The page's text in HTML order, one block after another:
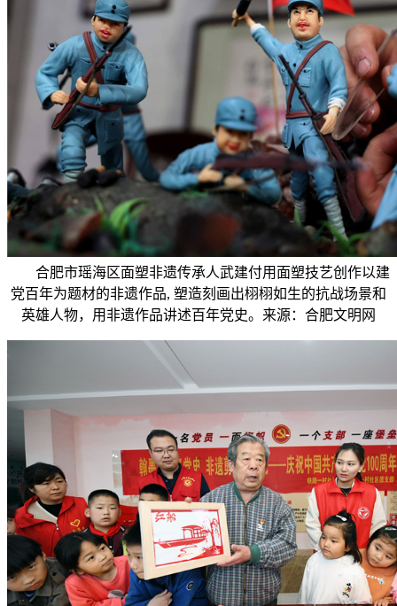
合肥市瑶海区面塑非遗传承人武建付用面塑技艺创作以建
党百年为题材的非遗作品, 塑造刻画出栩栩如生的抗战场景和
英雄人物，用非遗作品讲述百年党史。来源：合肥文明网